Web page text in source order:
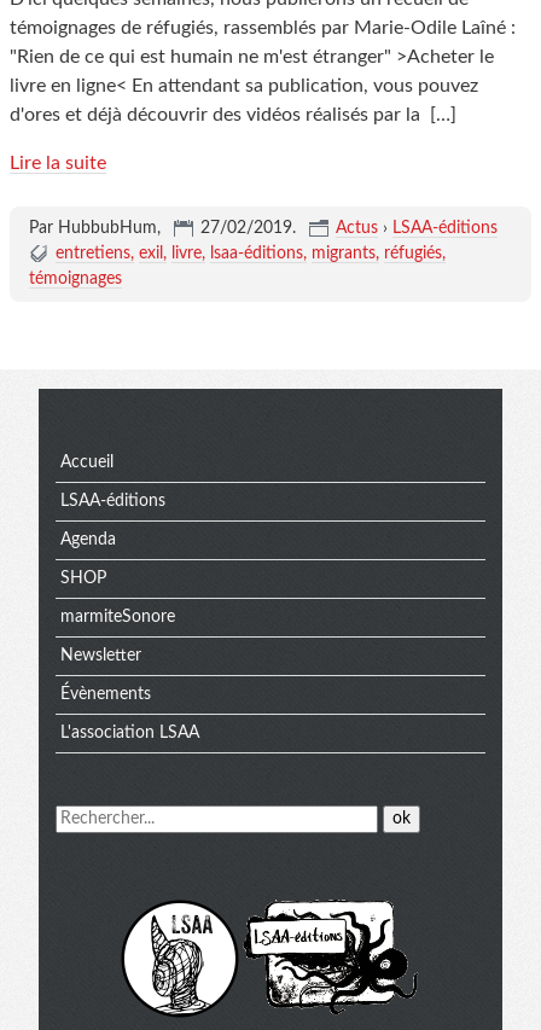
témoignages de réfugiés, rassemblés par Marie-Odile Laîné :
"Rien de ce qui est humain ne m'est étranger" >Acheter le
livre en ligne< En attendant sa publication, vous pouvez
d'ores et déjà découvrir des vidéos réalisés par la
[…]
Lire la suite
Par HubbubHum, 27/02/2019. Actus› LSAA-éditions
entretiens exil livre lsaa-éditions migrants réfugiés
témoignages
Menu
Accueil
LSAA-éditions
Agenda
SHOP
marmiteSonore
Newsletter
Évènements
L'association LSAA